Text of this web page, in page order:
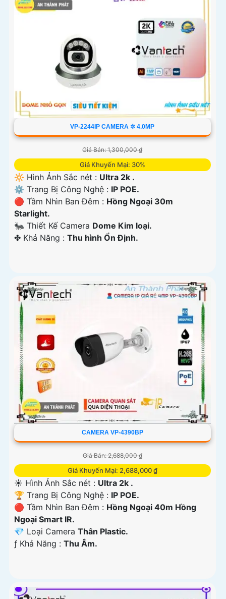
VP-2244IP CAMERA ✲ 4.0MP
Giá Bán: 1,300,000 ₫
Giá Khuyến Mại: 30%
🔆 Hình Ảnh Sắc nét : Ultra 2k .
⚙ Trang Bị Công Nghệ : IP POE.
🔴 Tầm Nhìn Ban Đêm : Hồng Ngoại 30m
Starlight.
🐜 Thiết Kế Camera Dome Kim loại.
️✤ Khả Năng : Thu hình Ổn Định.
CAMERA VP-4390BP
Giá Bán: 2,688,000 ₫
Giá Khuyến Mại: 2,688,000 ₫
☀️ Hình Ảnh Sắc nét : Ultra 2k .
🏆 Trang Bị Công Nghệ : IP POE.
🔴 Tầm Nhìn Ban Đêm : Hồng Ngoại 40m Hồng
Ngoại Smart IR.
💎 Loại Camera Thân Plastic.
️ƒ Khả Năng : Thu Âm.